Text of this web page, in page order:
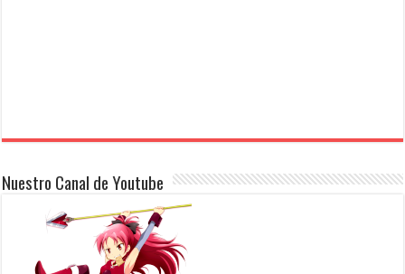
Nuestro Canal de Youtube